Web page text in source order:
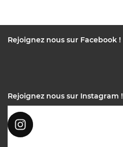
Rejoignez nous sur Facebook !
Rejoignez nous sur Instagram !